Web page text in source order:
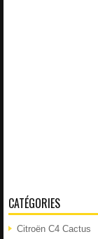
CATÉGORIES
Citroën C4 Cactus